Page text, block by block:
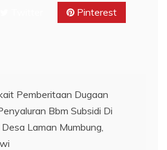
Pinterest
Pemberitaan Dugaan
Bbm Subsidi Di
Laman Mumbung,